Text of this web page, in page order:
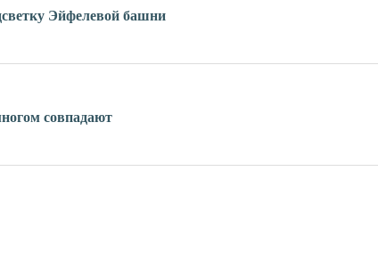
Эйфелевой башни
совпадают